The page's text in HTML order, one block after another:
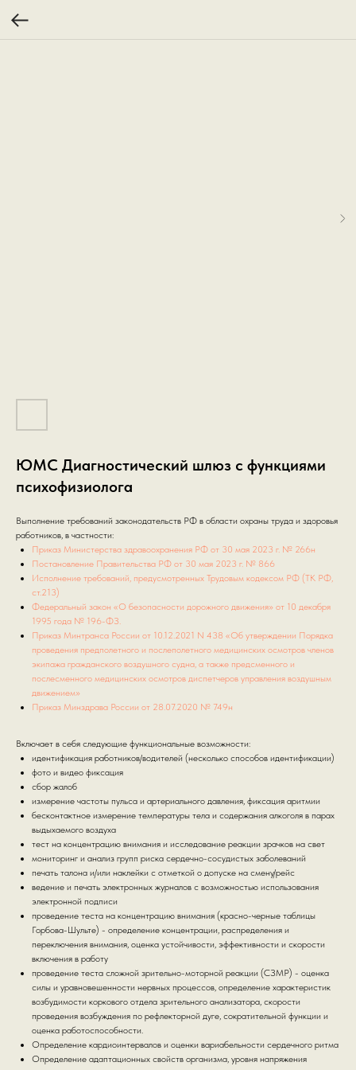
ЮМС Диагностический шлюз с функциями
психофизиолога
Выполнение требований законодательств РФ в области охраны труда и здоровья
работников, в частности:
Приказ Министерства здравоохранения РФ от 30 мая 2023 г. № 266н
Постановление Правительства РФ от 30 мая 2023 г. № 866
Исполнение требований, предусмотренных Трудовым кодексом РФ (ТК РФ,
ст.213)
Федеральный закон «О безопасности дорожного движения» от 10 декабря
1995 года № 196-ФЗ.
Приказ Минтранса России от 10.12.2021 N 438 «Об утверждении Порядка
проведения предполетного и послеполетного медицинских осмотров членов
экипажа гражданского воздушного судна, а также предсменного и
послесменного медицинских осмотров диспетчеров управления воздушным
движением»
Приказ Минздрава России от 28.07.2020 № 749н
Включает в себя следующие функциональные возможности:
идентификация работников/водителей (несколько способов идентификации)
фото и видео фиксация
сбор жалоб
измерение частоты пульса и артериального давления, фиксация аритмии
бесконтактное измерение температуры тела и содержания алкоголя в парах
выдыхаемого воздуха
тест на концентрацию внимания и исследование реакции зрачков на свет
мониторинг и анализ групп риска сердечно-сосудистых заболеваний
печать талона и/или наклейки с отметкой о допуске на смену/рейс
ведение и печать электронных журналов с возможностью использования
электронной подписи
проведение теста на концентрацию внимания (красно-черные таблицы
Горбова-Шульте) - определение концентрации, распределения и
переключения внимания, оценка устойчивости, эффективности и скорости
включения в работу
проведение теста сложной зрительно-моторной реакции (СЗМР) - оценка
силы и уравновешенности нервных процессов, определение характеристик
возбудимости коркового отдела зрительного анализатора, скорости
проведения возбуждения по рефлекторной дуге, сократительной функции и
оценка работоспособности.
Определение кардиоинтервалов и оценки вариабельности сердечного ритма
Определение адаптационных свойств организма, уровня напряжения